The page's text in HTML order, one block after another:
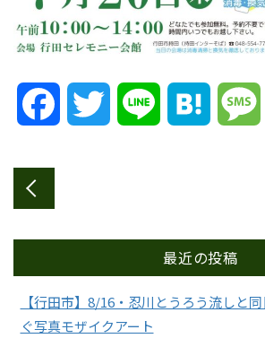
FacebookTwitter Line Hatena
最近の投稿
【行田市】8/16・忍川とうろう流しと
ぐ写真モザイクアート